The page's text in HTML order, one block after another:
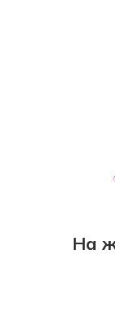
На